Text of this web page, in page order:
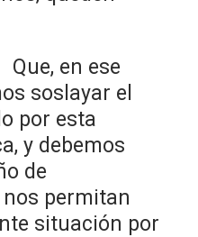
ese
soslayar el
por esta
y debemos
de
permitan
situación por